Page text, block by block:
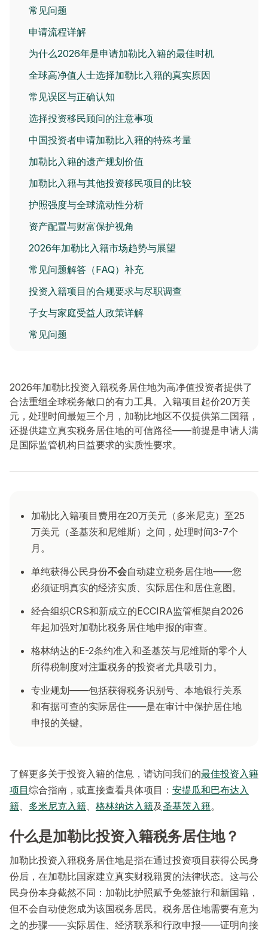
常见问题
申请流程详解
为什么2026年是申请加勒比入籍的最佳时机
全球高净值人士选择加勒比入籍的真实原因
常见误区与正确认知
选择投资移民顾问的注意事项
中国投资者申请加勒比入籍的特殊考量
加勒比入籍的遗产规划价值
加勒比入籍与其他投资移民项目的比较
护照强度与全球流动性分析
资产配置与财富保护视角
2026年加勒比入籍市场趋势与展望
常见问题解答（FAQ）补充
投资入籍项目的合规要求与尽职调查
子女与家庭受益人政策详解
常见问题
2026年加勒比投资入籍税务居住地为高净值投资者提供了
合法重组全球税务敞口的有力工具。入籍项目起价20万美
元，处理时间最短三个月，加勒比地区不仅提供第二国籍，
还提供建立真实税务居住地的可信路径——前提是申请人满
足国际监管机构日益要求的实质性要求。
加勒比入籍项目费用在20万美元（多米尼克）至25
万美元（圣基茨和尼维斯）之间，处理时间3-7个
月。
单纯获得公民身份不会自动建立税务居住地——您
必须证明真实的经济实质、实际居住和居住意图。
经合组织CRS和新成立的ECCIRA监管框架自2026
年起加强对加勒比税务居住地申报的审查。
格林纳达的E-2条约准入和圣基茨与尼维斯的零个人
所得税制度对注重税务的投资者尤具吸引力。
专业规划——包括获得税务识别号、本地银行关系
和有据可查的实际居住——是在审计中保护居住地
申报的关键。
了解更多关于投资入籍的信息，请访问我们的最佳投资入籍
项目综合指南，或直接查看具体项目： 安提瓜和巴布达入
籍
多米尼克入籍 格林纳达入籍及圣基茨入籍。
什么是加勒比投资入籍税务居住地？
加勒比投资入籍税务居住地是指在通过投资项目获得公民身
份后，在加勒比国家建立真实财税籍贯的法律状态。这与公
民身份本身截然不同：加勒比护照赋予免签旅行和新国籍，
但不会自动使您成为该国税务居民。税务居住地需要有意为
之的步骤——实际居住、经济联系和行政申报——证明向接